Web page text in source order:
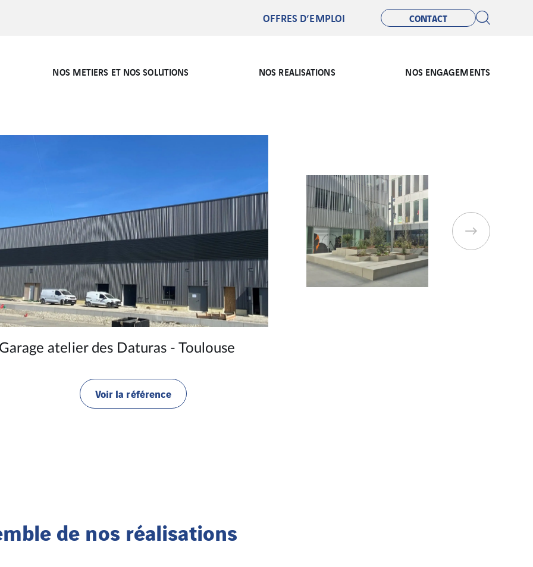
OFFRES D’EMPLOI CONTACT
NOS METIERS ET NOS SOLUTIONS NOS REALISATIONS NOS ENGAGEMENTS
Aérocampus à Blagnac (31)
de nos réalisations